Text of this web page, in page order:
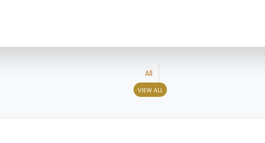
All
VIEW ALL